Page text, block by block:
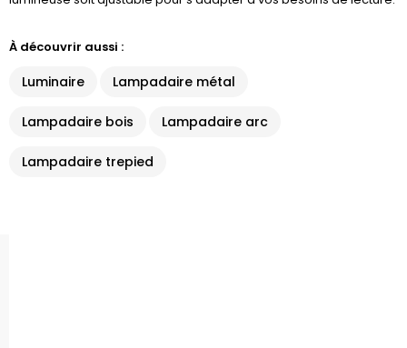
À découvrir aussi :
Luminaire Lampadaire métal
Lampadaire bois Lampadaire arc
Lampadaire trepied